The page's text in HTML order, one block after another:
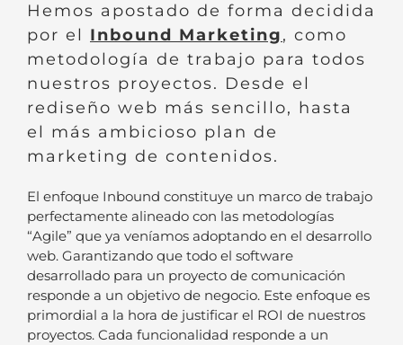
Hemos apostado de forma decidida
por el Inbound Marketing, como
metodología de trabajo para todos
nuestros proyectos. Desde el
rediseño web más sencillo, hasta
el más ambicioso plan de
marketing de contenidos.
El enfoque Inbound constituye un marco de trabajo
perfectamente alineado con las metodologías
“Agile” que ya veníamos adoptando en el desarrollo
web. Garantizando que todo el software
desarrollado para un proyecto de comunicación
responde a un objetivo de negocio. Este enfoque es
primordial a la hora de justificar el ROI de nuestros
proyectos. Cada funcionalidad responde a un